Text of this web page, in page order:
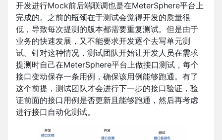
开发进行Mock前后端联调也是在MeterSphere平台上
完成的。之前的瓶颈在于测试会觉得开发的质量很
低，导致每次提测的版本都需要重复测试。但是由于
业务的快速发展，又不能要求开发逐个去写单元测
试。针对这种情况，测试团队开始让开发人员在需求
提测时自己在MeterSphere平台上做接口测试，每个
接口变动保存一条用例，确保该用例能够跑通。有了
这个前提，测试团队才会进行下一步的接口验证，验
证前面的接口用例是否更新且能够跑通，然后再考虑
进行接口自动化测试。